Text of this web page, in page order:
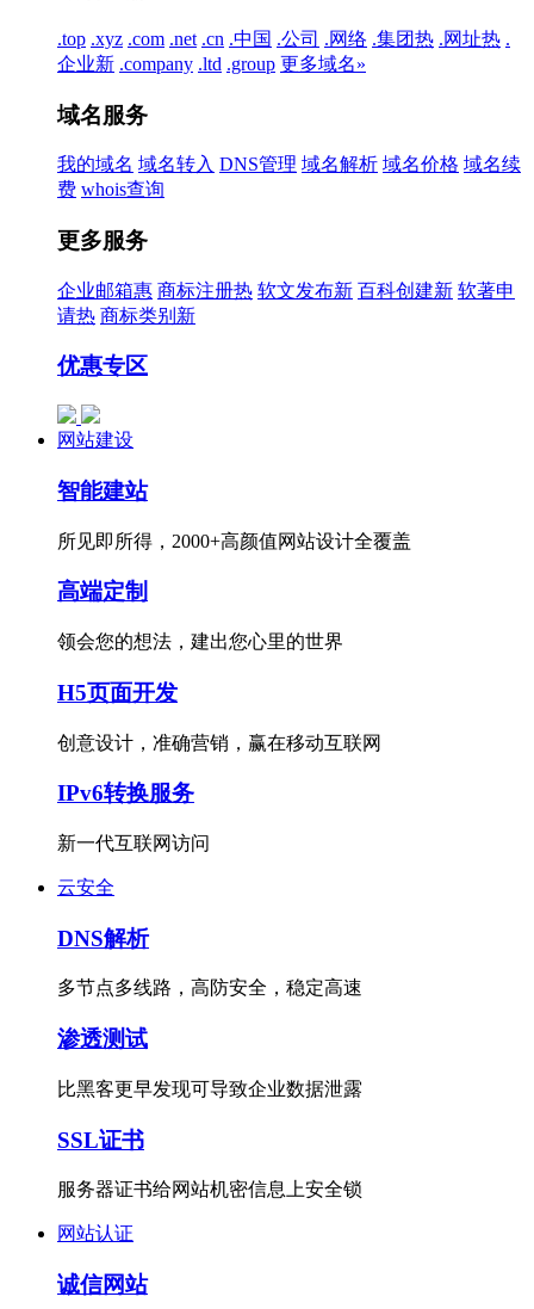
.top .xyz .com .net .cn .中国 .公司 .网络 .集团热 .网址热 .
企业新 .company .ltd .group 更多域名»
域名服务
我的域名 域名转入 DNS管理 域名解析 域名价格 域名续
费 whois查询
更多服务
企业邮箱惠 商标注册热 软文发布新 百科创建新 软著申
请热 商标类别 新
优惠专区
网站建设
智能建站
所见即所得，2000+高颜值网站设计全覆盖
高端定制
领会您的想法，建出您心里的世界
H5页面开发
创意设计，准确营销，赢在移动互联网
IPv6转换服务
新一代互联网访问
云安全
DNS解析
多节点多线路，高防安全，稳定高速
渗透测试
比黑客更早发现可导致企业数据泄露
SSL证书
服务器证书给网站机密信息上安全锁
网站认证
诚信网站